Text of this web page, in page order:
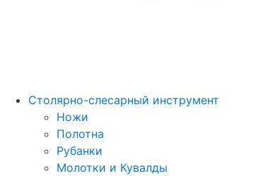
Столярно-слесарный инструмент
Ножи
Полотна
Рубанки
Молотки и Кувалды